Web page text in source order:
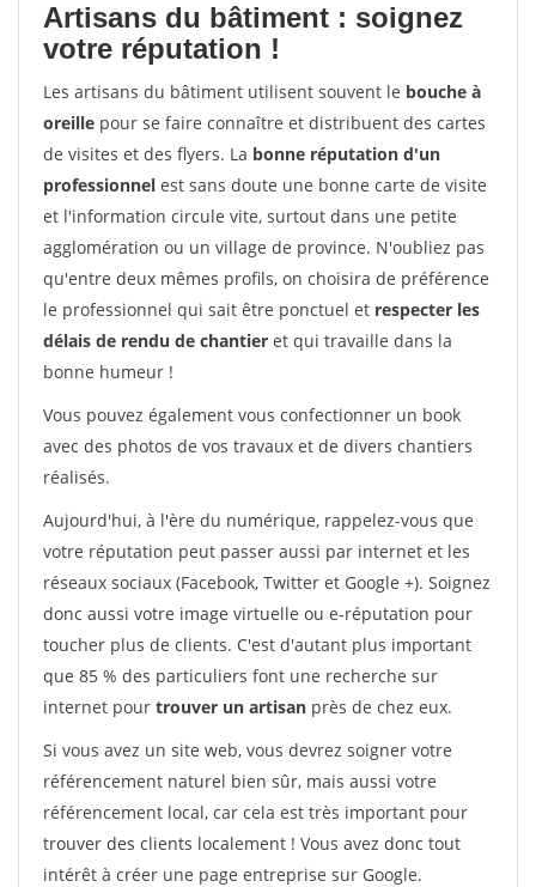
Artisans du bâtiment : soignez
votre réputation !
Les artisans du bâtiment utilisent souvent le bouche à
oreille pour se faire connaître et distribuent des cartes
de visites et des flyers. La bonne réputation d'un
professionnel est sans doute une bonne carte de visite
et l'information circule vite, surtout dans une petite
agglomération ou un village de province. N'oubliez pas
qu'entre deux mêmes profils, on choisira de préférence
le professionnel qui sait être ponctuel et respecter les
délais de rendu de chantier et qui travaille dans la
bonne humeur !
Vous pouvez également vous confectionner un book
avec des photos de vos travaux et de divers chantiers
réalisés.
Aujourd'hui, à l'ère du numérique, rappelez-vous que
votre réputation peut passer aussi par internet et les
réseaux sociaux (Facebook, Twitter et Google +). Soignez
donc aussi votre image virtuelle ou e-réputation pour
toucher plus de clients. C'est d'autant plus important
que 85 % des particuliers font une recherche sur
internet pour trouver un artisan près de chez eux.
Si vous avez un site web, vous devrez soigner votre
référencement naturel bien sûr, mais aussi votre
référencement local, car cela est très important pour
trouver des clients localement ! Vous avez donc tout
intérêt à créer une page entreprise sur Google.